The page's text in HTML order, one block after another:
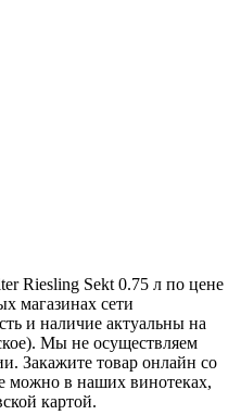
Riesling Sekt 0.75 л по цене
магазинах сети
и наличие актуальны на
Мы не осуществляем
Закажите товар онлайн со
можно в наших винотеках,
картой.